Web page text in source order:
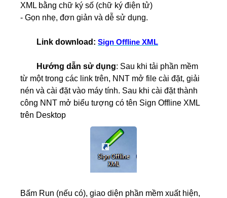
XML bằng chữ ký số (chữ ký điện tử)
- Gọn nhẹ, đơn giản và dễ sử dụng.
Link download: Sign Offline XML
Hướng dẫn sử dụng: Sau khi tải phần mềm
từ một trong các link trên, NNT mở file cài đặt, giải
nén và cài đặt vào máy tính. Sau khi cài đặt thành
công NNT mở biểu tượng có tên Sign Offline XML
trên Desktop
Bấm Run (nếu có), giao diện phần mềm xuất hiện,